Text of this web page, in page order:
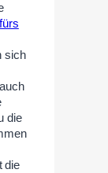
sich
die
die